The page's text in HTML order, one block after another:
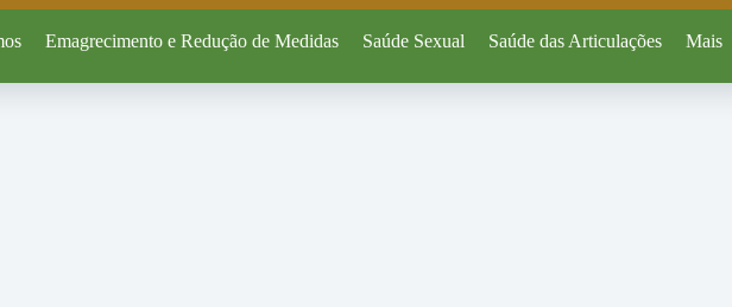
Emagrecimento e Redução de Medidas Saúde Sexual Saúde das Articulações Mais